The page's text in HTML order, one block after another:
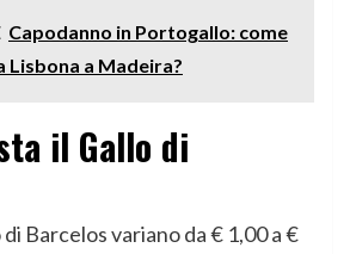
Capodanno in Portogallo: come
Lisbona a Madeira?
il Gallo di
Barcelos variano da € 1,00 a €